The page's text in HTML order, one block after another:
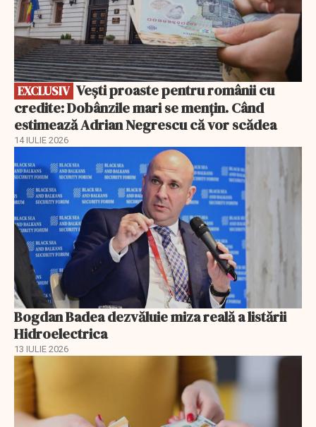
EXCLUSIV
credite: Dobânzile mari se mențin. Când
estimează Adrian Negrescu că vor scădea
14 IULIE 2026
Bogdan Badea dezvăluie miza reală a listării
Hidroelectrica
13 IULIE 2026